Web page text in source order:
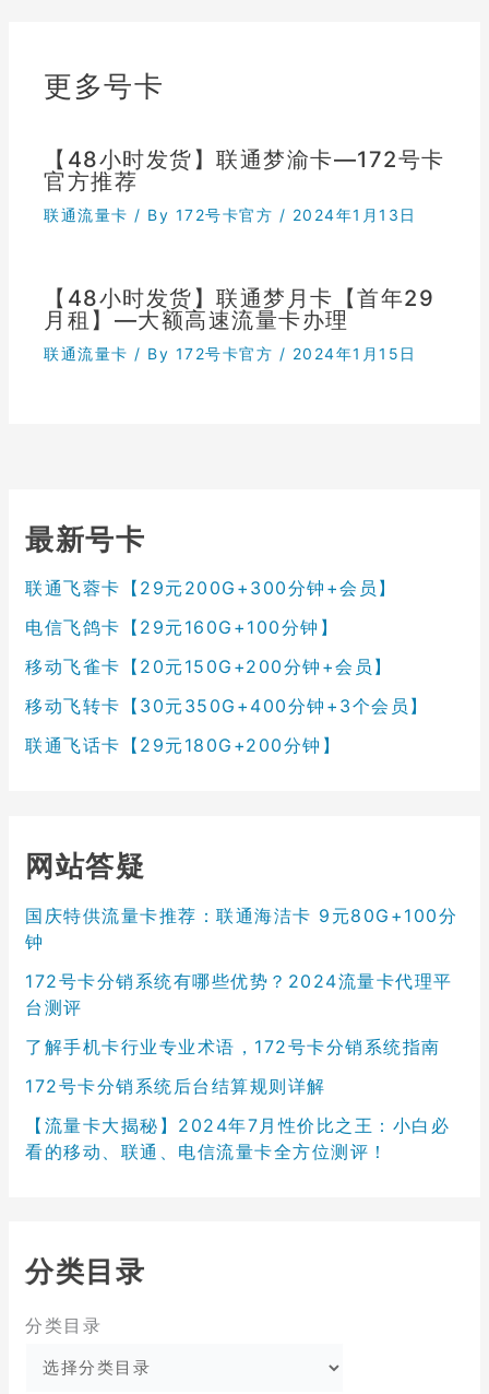
更多号卡
【48小时发货】联通梦渝卡—172号卡
官方推荐
联通流量卡 / By 172号卡官方 / 2024年1月13日
【48小时发货】联通梦月卡【首年29
月租】—大额高速流量卡办理
联通流量卡 / By 172号卡官方 / 2024年1月15日
最新号卡
联通飞蓉卡【29元200G+300分钟+会员】
电信飞鸽卡【29元160G+100分钟】
移动飞雀卡【20元150G+200分钟+会员】
移动飞转卡【30元350G+400分钟+3个会员】
联通飞话卡【29元180G+200分钟】
网站答疑
国庆特供流量卡推荐：联通海洁卡 9元80G+100分
钟
172号卡分销系统有哪些优势？2024流量卡代理平
台测评
了解手机卡行业专业术语，172号卡分销系统指南
172号卡分销系统后台结算规则详解
【流量卡大揭秘】2024年7月性价比之王：小白必
看的移动、联通、电信流量卡全方位测评！
分类目录
分类目录